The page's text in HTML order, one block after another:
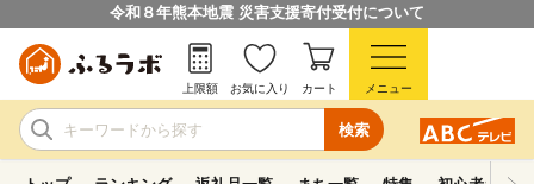
令和８年熊本地震 災害支援寄付受付について
検索
上限額 お気に入り カート メニュー